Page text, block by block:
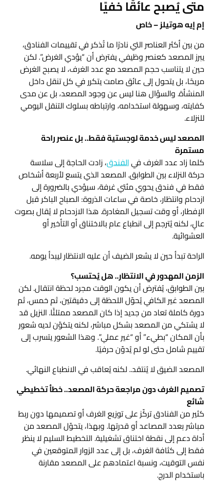
متى يُصبح عائقًا خفيًا
إم إيه هوتيلز – خاص
من بين أكثر العناصر التي نادرًا ما تُذكر في تقييمات الفنادق،
يبرز المصعد كعنصر وظيفي يفترض أن “يؤدي الغرض”. لكن
حين لا يتناسب حجم المصعد مع عدد الغرف، لا يصبح الغرض
مريحًا، بل يتحول إلى عائق صامت يتكرر في كل تنقل داخل
المنشأة. والسؤال هنا ليس عن وجود المصعد، بل عن مدى
كفايته، وسهولة استخدامه، وارتباطه بسلوك التنقل اليومي
للنزلاء.
المصعد ليس خدمة لوجستية فقط.. بل عنصر راحة
مستمرة
كلما زاد عدد الغرف فيالفندق، زادت الحاجة إلى سلاسة
حركة النزلاء بين الطوابق. المصعد الذي يتسع لأربعة أشخاص
فقط في فندق يحوي مئتي غرفة، سيؤدي بالضرورة إلى
ازدحام وانتظار، خاصة في ساعات الذروة: الصباح الباكر قبل
الإفطار، أو وقت تسجيل المغادرة. هذا الازدحام لا يُقال بصوت
عالٍ، لكنه يُترجم إلى انطباع عام بالاختناق أو التأخير أو
العشوائية.
الراحة تبدأ حين لا يشعر الضيف أن عليه الانتظار ليبدأ يومه.
الزمن المهدور في الانتظار.. هل يُحتسب؟
بين الطوابق، يُفترض أن يكون الوقت مجرد لحظة انتقال. لكن
المصعد غير الكافي يُحوّل اللحظة إلى دقيقتين، ثم خمس، ثم
دورة كاملة تعاد من جديد إذا كان المصعد ممتلئًا. النزيل قد
لا يشتكي من المصعد بشكل مباشر، لكنه يتكوّن لديه شعور
بأن المكان “بطيء” أو “غير عملي”. وهذا الشعور يتسرب إلى
تقييم شامل حتى لو لم يُدوّن حرفيًا.
المصعد الضيق لا يُنتقد.. لكنه يُعاقب في الانطباع النهائي.
تصميم الغرف دون مراجعة حركة المصعد.. خطأ تخطيطي
شائع
كثير من الفنادق تركّز على توزيع الغرف أو تصميمها دون ربط
مباشر بعدد المصاعد أو قدرتها. وبهذا، يتحوّل المصعد من
أداة دعم إلى نقطة اختناق تشغيلية. التخطيط السليم لا ينظر
فقط إلى كثافة الغرف، بل إلى عدد الزوار المتوقعين في
نفس التوقيت، ونسبة اعتمادهم على المصعد مقارنة
باستخدام الدرج.